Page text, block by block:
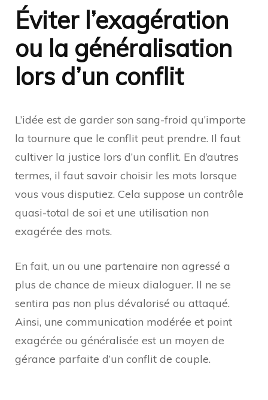
Éviter l’exagération
ou la généralisation
lors d’un conflit
L’idée est de garder son sang-froid qu’importe
la tournure que le conflit peut prendre. Il faut
cultiver la justice lors d’un conflit. En d’autres
termes, il faut savoir choisir les mots lorsque
vous vous disputiez. Cela suppose un contrôle
quasi-total de soi et une utilisation non
exagérée des mots.
En fait, un ou une partenaire non agressé a
plus de chance de mieux dialoguer. Il ne se
sentira pas non plus dévalorisé ou attaqué.
Ainsi, une communication modérée et point
exagérée ou généralisée est un moyen de
gérance parfaite d’un conflit de couple.